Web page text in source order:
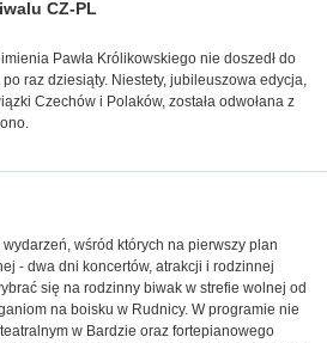
CZ-PL
Pawła Królikowskiego nie doszedł do
raz dziesiąty. Niestety, jubileuszowa edycja,
Czechów i Polaków, została odwołana z
wśród których na pierwszy plan
- dwa dni koncertów, atrakcji i rodzinnej
się na rodzinny biwak w strefie wolnej od
na boisku w Rudnicy. W programie nie
w Bardzie oraz fortepianowego